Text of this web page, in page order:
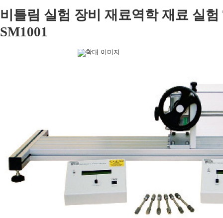
비틀림 실험 장비 재료역학 재료 실
SM1001